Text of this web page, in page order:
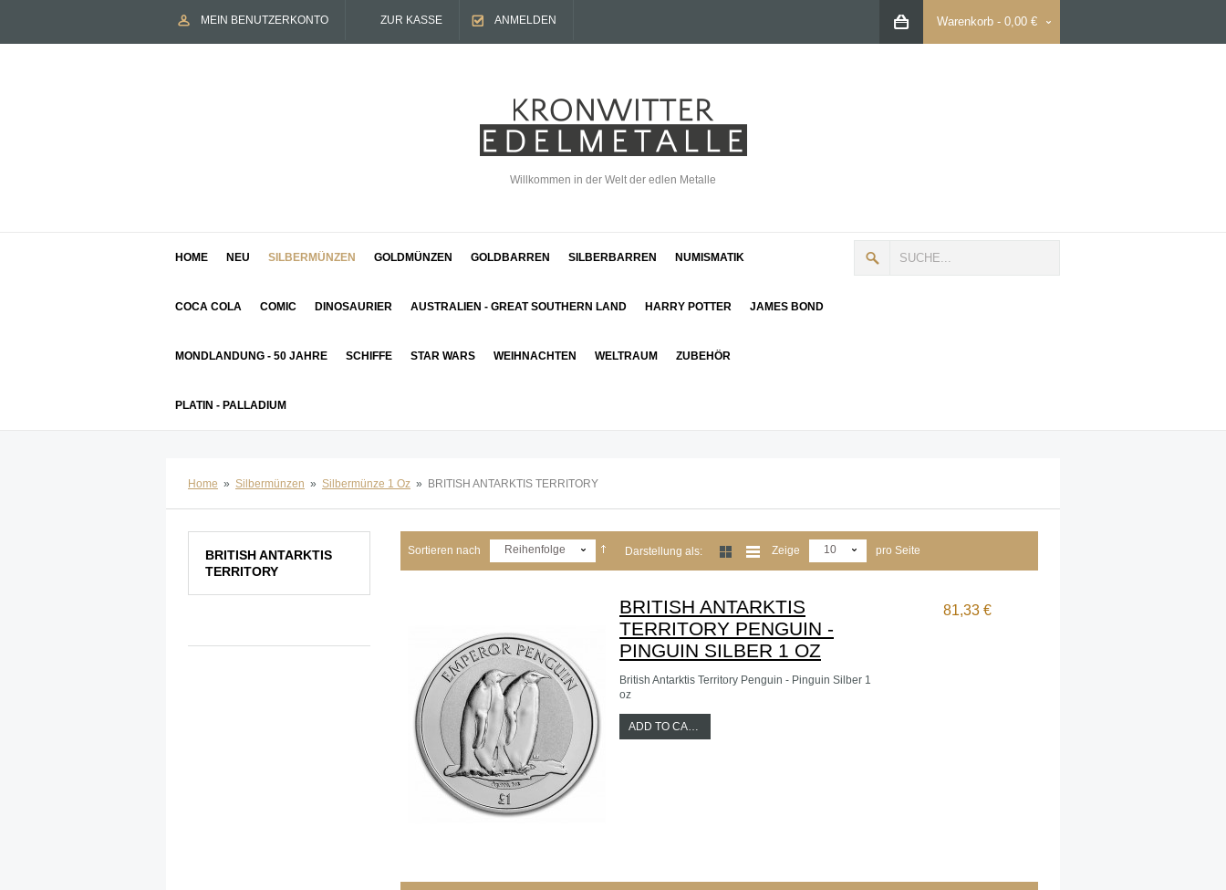
MEIN BENUTZERKONTO ZUR KASSE ANMELDEN Warenkorb - 0,00 €
Willkommen in der Welt der edlen Metalle
HOME NEU SILBERMÜNZEN GOLDMÜNZEN GOLDBARREN SILBERBARREN NUMISMATIK
COCA COLA COMIC DINOSAURIER AUSTRALIEN - GREAT SOUTHERN LAND HARRY POTTER JAMES BOND
MONDLANDUNG - 50 JAHRE SCHIFFE STAR WARS WEIHNACHTEN WELTRAUM ZUBEHÖR
PLATIN - PALLADIUM
Home » Silbermünzen » Silbermünze 1 Oz » BRITISH ANTARKTIS TERRITORY
Sortieren nach Reihenfolge Darstellung als: Zeige 10 pro Seite
BRITISH ANTARKTIS
TERRITORY PENGUIN -
PINGUIN SILBER 1 OZ
British Antarktis Territory Penguin - Pinguin Silber 1
oz
ADD TO CART
81,33 €
BRITISH ANTARKTIS
TERRITORY